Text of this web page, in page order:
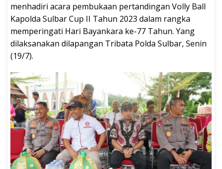
menhadiri acara pembukaan pertandingan Volly Ball
Kapolda Sulbar Cup II Tahun 2023 dalam rangka
memperingati Hari Bayankara ke-77 Tahun. Yang
dilaksanakan dilapangan Tribata Polda Sulbar, Senin
(19/7).